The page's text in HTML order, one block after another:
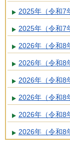
2025年（令和7
2025年（令和7
2026年（令和8
2026年（令和8
2026年（令和8
2026年（令和8
2026年（令和8
2026年（令和8